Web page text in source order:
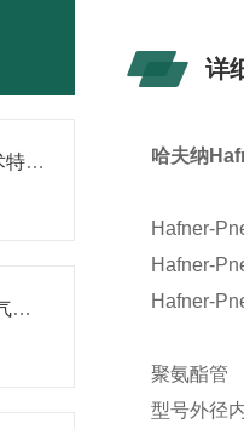
德国 Karl Klein 风机：技术特点与多场景应用解析
德国Drager X-am ® 8000气体检测仪
详
哈夫纳
Hafner-
Hafner-
Hafner-
聚氨酯管
型号外径